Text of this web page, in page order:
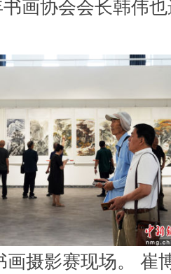
画协会会长韩伟
画摄影赛现场。 崔